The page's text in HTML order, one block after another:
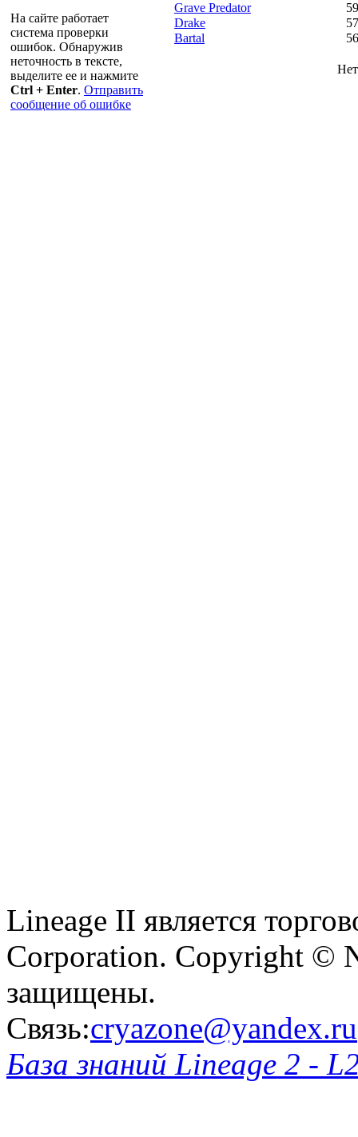
На сайте работает
система проверки
ошибок. Обнаружив
неточность в тексте,
выделите ее и нажмите
Ctrl + Enter. Отправить
сообщение об ошибке
Grave Predator
59
Drake
57
Bartal
56
Нет
Lineage II является
Corporation. Copyright ©
защищены.
Связь:cryazone@yandex.ru
База знаний Lineage 2 -